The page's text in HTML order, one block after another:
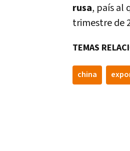
rusa, paí­s al
trimestre de
TEMAS
china